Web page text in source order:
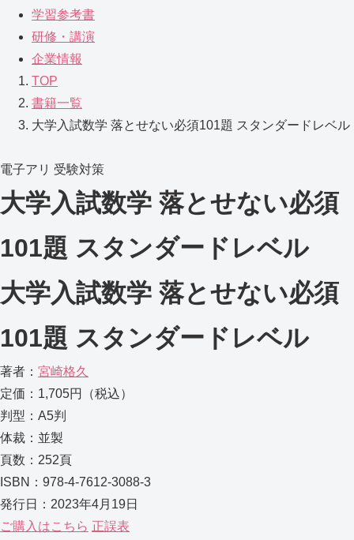
学習参考書
研修・講演
企業情報
TOP
書籍一覧
大学入試数学 落とせない必須101題 スタンダードレベル
電子アリ 受験対策
大学入試数学 落とせない必須
101題 スタンダードレベル
大学入試数学 落とせない必須
101題 スタンダードレベル
著者： 宮崎格久
定価：1,705円（税込）
判型：A5判
体裁：並製
頁数：252頁
ISBN：978-4-7612-3088-3
発行日：2023年4月19日
ご購入はこちら 正誤表